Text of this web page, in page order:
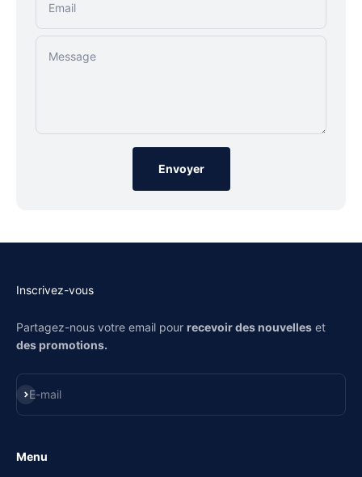
Email
Message
Envoyer
Inscrivez-vous
Partagez-nous votre email pour recevoir des nouvelles et
des promotions.
E-mail
S'inscrire
Menu